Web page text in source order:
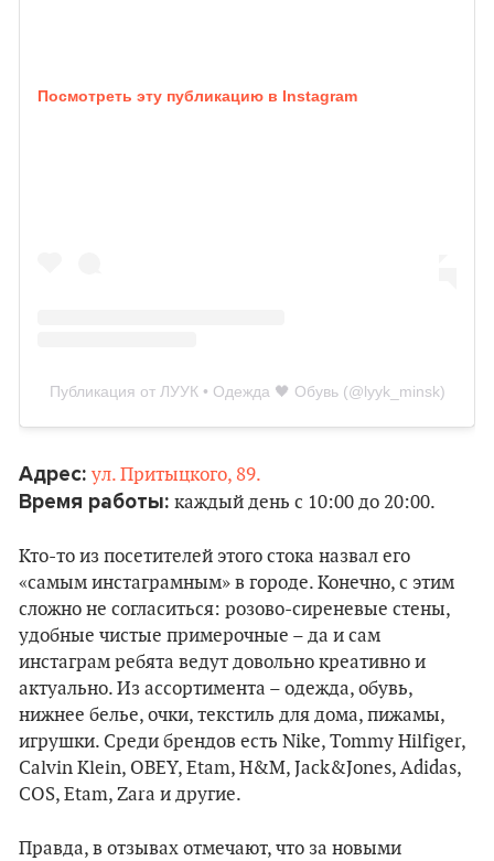
Посмотреть эту публикацию в Instagram
Публикация от ЛУУК • Одежда 🖤 Обувь (@lyyk_minsk)
Адрес: ул. Притыцкого, 89.
Время работы: каждый день с 10:00 до 20:00.
Кто-то из посетителей этого стока назвал его
«самым инстаграмным» в городе. Конечно, с этим
сложно не согласиться: розово-сиреневые стены,
удобные чистые примерочные – да и сам
инстаграм ребята ведут довольно креативно и
актуально. Из ассортимента – одежда, обувь,
нижнее белье, очки, текстиль для дома, пижамы,
игрушки. Среди брендов есть Nike, Tommy Hilfiger,
Calvin Klein, OBEY, Etam, H&M, Jack&Jones, Adidas,
COS, Etam, Zara и другие.
Правда, в отзывах отмечают, что за новыми